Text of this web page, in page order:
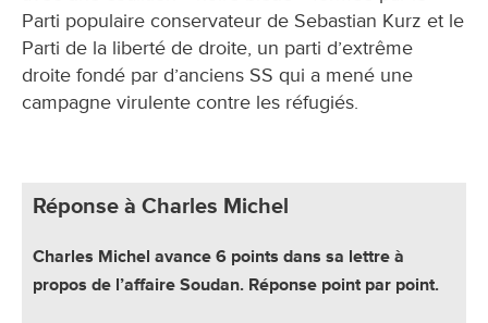
Parti populaire conservateur de Sebastian Kurz et le
Parti de la liberté de droite, un parti d’extrême
droite fondé par d’anciens SS qui a mené une
campagne virulente contre les réfugiés.
Réponse à Charles Michel
Charles Michel avance 6 points dans sa lettre à
propos de l’affaire Soudan. Réponse point par point.